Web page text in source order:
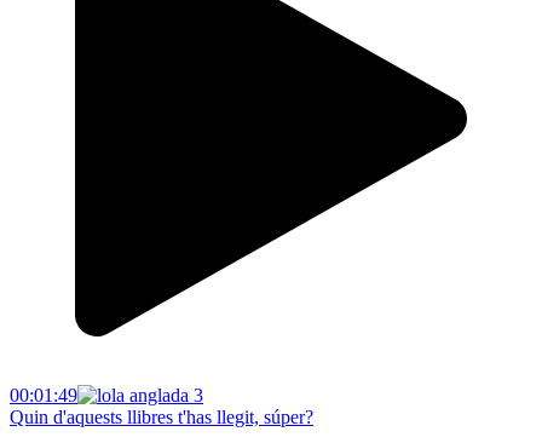
00:01:49
Quin d'aquests llibres t'has llegit, súper?